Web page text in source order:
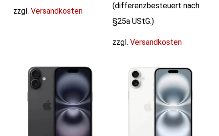
zzgl.Versandkosten
(differenzbesteuert nach
§25a UStG.)
zzgl.Versandkosten